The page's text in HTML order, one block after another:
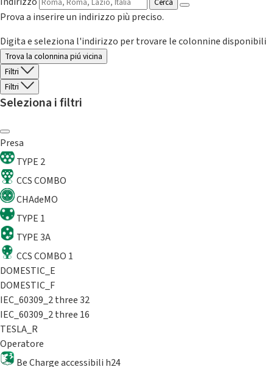
Prova a inserire un indirizzo più preciso.
Digita e seleziona l'indirizzo per trovare le colonnine disponibili
Trova la colonnina piú vicina
Filtri
Filtri
Seleziona i filtri
Presa
TYPE 2
CCS COMBO
CHAdeMO
TYPE 1
TYPE 3A
CCS COMBO 1
DOMESTIC_E
DOMESTIC_F
IEC_60309_2 three 32
IEC_60309_2 three 16
TESLA_R
Operatore
Be Charge accessibili h24